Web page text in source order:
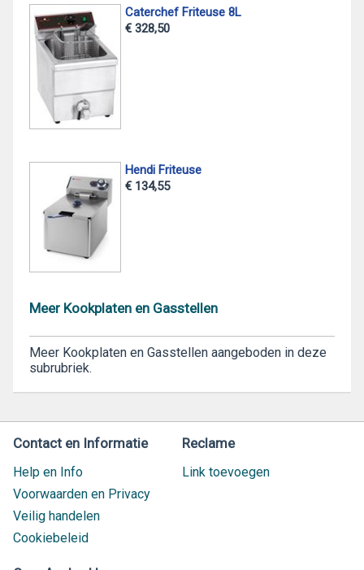
Caterchef Friteuse 8L
€ 328,50
Hendi Friteuse
€ 134,55
Meer Kookplaten en Gasstellen
Meer Kookplaten en Gasstellen aangeboden in deze
subrubriek.
Contact en Informatie
Help en Info
Voorwaarden en Privacy
Veilig handelen
Cookiebeleid
Reclame
Link toevoegen